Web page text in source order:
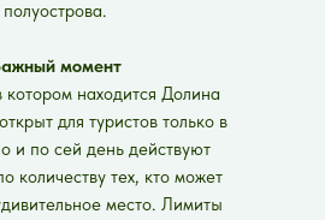
полуострова.
момент
котором находится Долина
для туристов только в
и по сей день действуют
количеству тех, кто может
место. Лимиты